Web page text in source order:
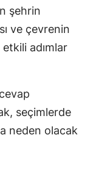
şehrin
ve çevrenin
adımlar
seçimlerde
neden olacak